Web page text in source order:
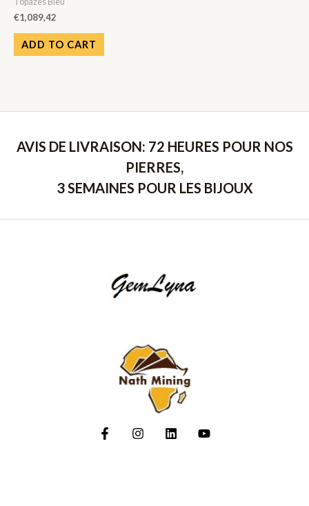
€1,089,42
ADD TO CART
AVIS DE LIVRAISON: 72 HEURES POUR NOS
PIERRES,
3 SEMAINES POUR LES BIJOUX